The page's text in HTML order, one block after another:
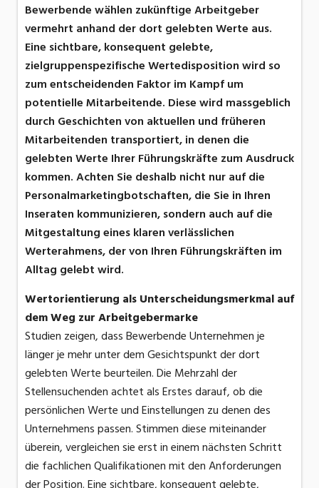
Bewerbende wählen zukünftige Arbeitgeber
vermehrt anhand der dort gelebten Werte aus.
Eine sichtbare, konsequent gelebte,
zielgruppenspezifische Wertedisposition wird so
zum entscheidenden Faktor im Kampf um
potentielle Mitarbeitende. Diese wird massgeblich
durch Geschichten von aktuellen und früheren
Mitarbeitenden transportiert, in denen die
gelebten Werte Ihrer Führungskräfte zum Ausdruck
kommen. Achten Sie deshalb nicht nur auf die
Personalmarketingbotschaften, die Sie in Ihren
Inseraten kommunizieren, sondern auch auf die
Mitgestaltung eines klaren verlässlichen
Werterahmens, der von Ihren Führungskräften im
Alltag gelebt wird.
Wertorientierung als Unterscheidungsmerkmal auf
dem Weg zur Arbeitgebermarke
Studien zeigen, dass Bewerbende Unternehmen je
länger je mehr unter dem Gesichtspunkt der dort
gelebten Werte beurteilen. Die Mehrzahl der
Stellensuchenden achtet als Erstes darauf, ob die
persönlichen Werte und Einstellungen zu denen des
Unternehmens passen. Stimmen diese miteinander
überein, vergleichen sie erst in einem nächsten Schritt
die fachlichen Qualifikationen mit den Anforderungen